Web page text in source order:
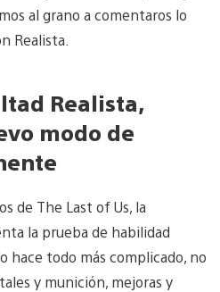
al grano a comentaros lo
Realista.
Realista,
modo de
de The Last of Us, la
la prueba de habilidad
hace todo más complicado, no
y munición, mejoras y